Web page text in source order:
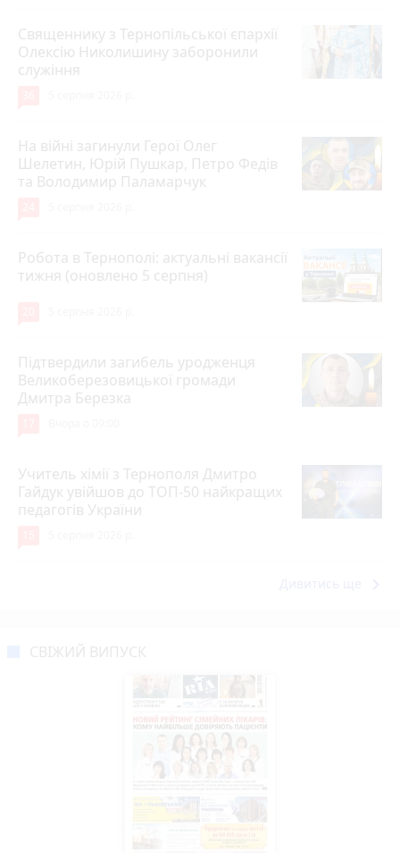
Священнику з Тернопільської єпархії
Олексію Николишину заборонили
служіння
На війні загинули Герої Олег
Шелетин, Юрій Пушкар, Петро Федів
та Володимир Паламарчук
Робота в Тернополі: актуальні вакансії
тижня (оновлено 5 серпня)
Підтвердили загибель уродженця
Великоберезовицької громади
Дмитра Березка
Учитель хімії з Тернополя Дмитро
Гайдук увійшов до ТОП-50 найкращих
педагогів України